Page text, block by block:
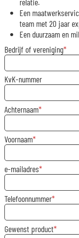
Een
team met 20 jaar
Een duurzaam en
Bedrijf of vereniging
KvK-nummer
Achternaam
Voornaam
e-mailadres
Telefoonnummer
Gewenst product